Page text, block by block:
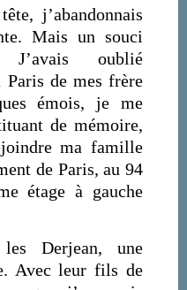
j’abandonnais
Mais un souci
J’avais oublié
Paris de mes frère
émois, je me
de mémoire,
ma famille
de Paris, au 94
étage à gauche
Derjean, une
Avec leur fils de